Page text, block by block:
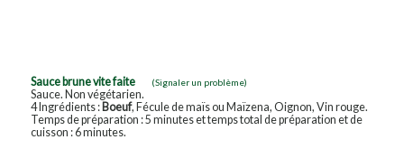
Sauce brune vite faite (Signaler un problème)
Sauce. Non végétarien.
4 Ingrédients : Boeuf, Fécule de maïs ou Maïzena, Oignon, Vin rouge.
Temps de préparation : 5 minutes et temps total de préparation et de
cuisson : 6 minutes.